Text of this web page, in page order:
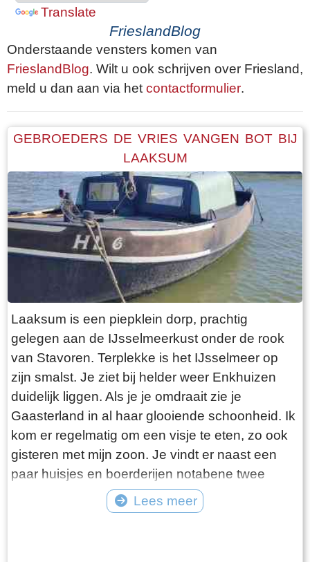
Translate
FrieslandBlog
Onderstaande vensters komen van
FrieslandBlog. Wilt u ook schrijven over Friesland,
meld u dan aan via het contactformulier.
GEBROEDERS DE VRIES VANGEN BOT BIJ
LAAKSUM
Laaksum is een piepklein dorp, prachtig
gelegen aan de IJsselmeerkust onder de rook
van Stavoren. Terplekke is het IJsselmeer op
zijn smalst. Je ziet bij helder weer Enkhuizen
duidelijk liggen. Als je je omdraait zie je
Gaasterland in al haar glooiende schoonheid. Ik
kom er regelmatig om een visje te eten, zo ook
gisteren met mijn zoon. Je vindt er naast een
paar huisjes en boerderijen notabene twee
visrestaurants op steenworp afstand van elkaar.
Er schijnt het jaar rond voldoende klandizie te
Lees meer